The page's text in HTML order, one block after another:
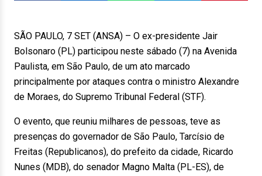
SÃO PAULO, 7 SET (ANSA) – O ex-presidente Jair
Bolsonaro (PL) participou neste sábado (7) na Avenida
Paulista, em São Paulo, de um ato marcado
principalmente por ataques contra o ministro Alexandre
de Moraes, do Supremo Tribunal Federal (STF).
O evento, que reuniu milhares de pessoas, teve as
presenças do governador de São Paulo, Tarcísio de
Freitas (Republicanos), do prefeito da cidade, Ricardo
Nunes (MDB), do senador Magno Malta (PL-ES), de